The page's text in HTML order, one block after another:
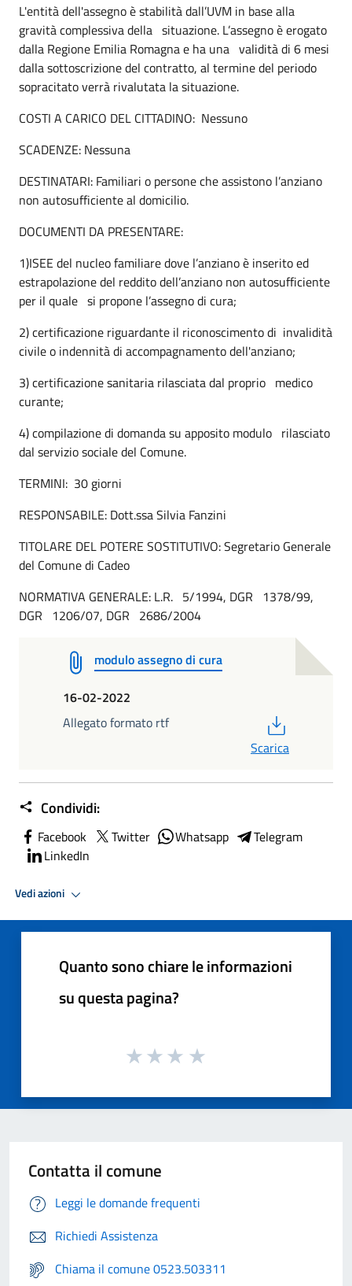
L'entità dell'assegno è stabilità dall’UVM in base alla
gravità complessiva della situazione. L’assegno è erogato
dalla Regione Emilia Romagna e ha una validità di 6 mesi
dalla sottoscrizione del contratto, al termine del periodo
sopracitato verrà rivalutata la situazione.
COSTI A CARICO DEL CITTADINO: Nessuno
SCADENZE: Nessuna
DESTINATARI: Familiari o persone che assistono l’anziano
non autosufficiente al domicilio.
DOCUMENTI DA PRESENTARE:
1)ISEE del nucleo familiare dove l’anziano è inserito ed
estrapolazione del reddito dell’anziano non autosufficiente
per il quale si propone l’assegno di cura;
2) certificazione riguardante il riconoscimento di invalidità
civile o indennità di accompagnamento dell'anziano;
3) certificazione sanitaria rilasciata dal proprio medico
curante;
4) compilazione di domanda su apposito modulo rilasciato
dal servizio sociale del Comune.
TERMINI: 30 giorni
RESPONSABILE: Dott.ssa Silvia Fanzini
TITOLARE DEL POTERE SOSTITUTIVO: Segretario Generale
del Comune di Cadeo
NORMATIVA GENERALE: L.R. 5/1994, DGR 1378/99,
DGR 1206/07, DGR 2686/2004
modulo assegno di cura
16-02-2022
Allegato formato rtf
Scarica
Condividi:
Facebook Twitter Whatsapp
Telegram
LinkedIn
Vedi azioni
Quanto sono chiare le informazioni
su questa pagina?
Contatta il comune
Leggi le domande frequenti
Richiedi Assistenza
Chiama il comune 0523.503311